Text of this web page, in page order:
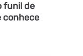
funil de
conhece